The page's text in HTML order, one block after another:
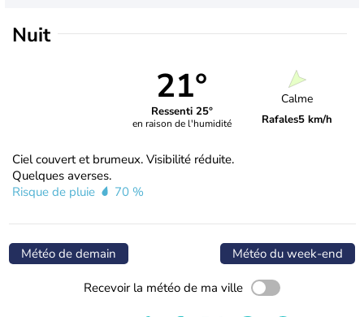
Nuit
21°
Ressenti 25°
en raison de l'humidité
Calme
Rafales5 km/h
Ciel couvert et brumeux. Visibilité réduite.
Quelques averses.
Risque de pluie
70 %
Météo de demain Météo du week-end
Recevoir la météo de ma ville